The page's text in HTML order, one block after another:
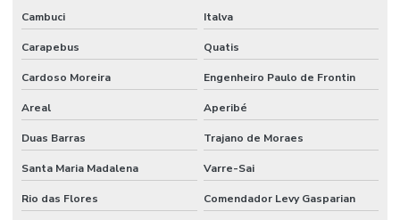
Limpeza De Estruturas E Pisos
Limpeza De Estruturas E Pisos Industriais
Limpeza De Estruturas Industriais
Limpeza De Pisos Industriais
Limpeza De Pneus E Equipamentos Industriais
Limpeza De Pós Obra E Conservação
Limpeza De Recepção E Corredores
Cambuci Italva
Carapebus Quatis
Cardoso Moreira Engenheiro Paulo de Frontin
Areal Aperibé
Duas Barras Trajano de Moraes
Santa Maria Madalena Varre-Sai
Rio das Flores Comendador Levy Gasparian